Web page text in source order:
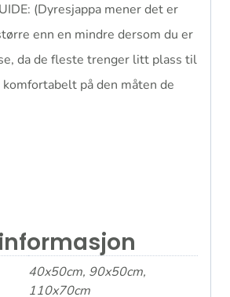
(Dyresjappa mener det er
enn en mindre dersom du er
da de fleste trenger litt plass til
komfortabelt på den måten de
40x50cm, 90x50cm,
110x70cm